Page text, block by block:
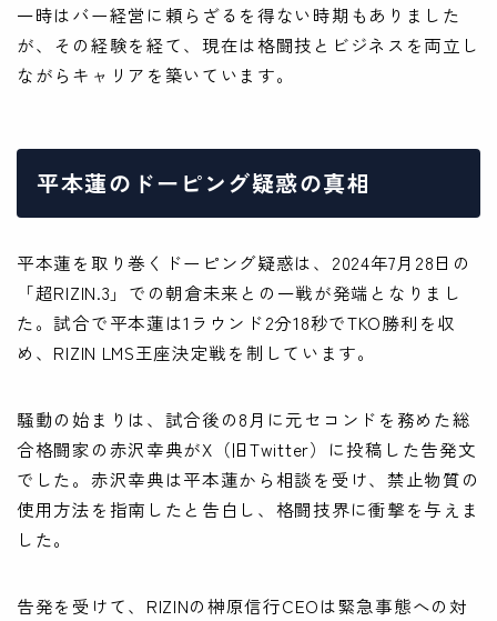
一時はバー経営に頼らざるを得ない時期もありました
が、その経験を経て、現在は格闘技とビジネスを両立し
ながらキャリアを築いています。
平本蓮のドーピング疑惑の真相
平本蓮を取り巻くドーピング疑惑は、2024年7月28日の
「超RIZIN.3」での朝倉未来との一戦が発端となりまし
た。試合で平本蓮は1ラウンド2分18秒でTKO勝利を収
め、RIZIN LMS王座決定戦を制しています。
騒動の始まりは、試合後の8月に元セコンドを務めた総
合格闘家の赤沢幸典がX（旧Twitter）に投稿した告発文
でした。赤沢幸典は平本蓮から相談を受け、禁止物質の
使用方法を指南したと告白し、格闘技界に衝撃を与えま
した。
告発を受けて、RIZINの榊原信行CEOは緊急事態への対